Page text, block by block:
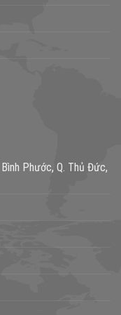
Phước, Q. Thủ Đức,